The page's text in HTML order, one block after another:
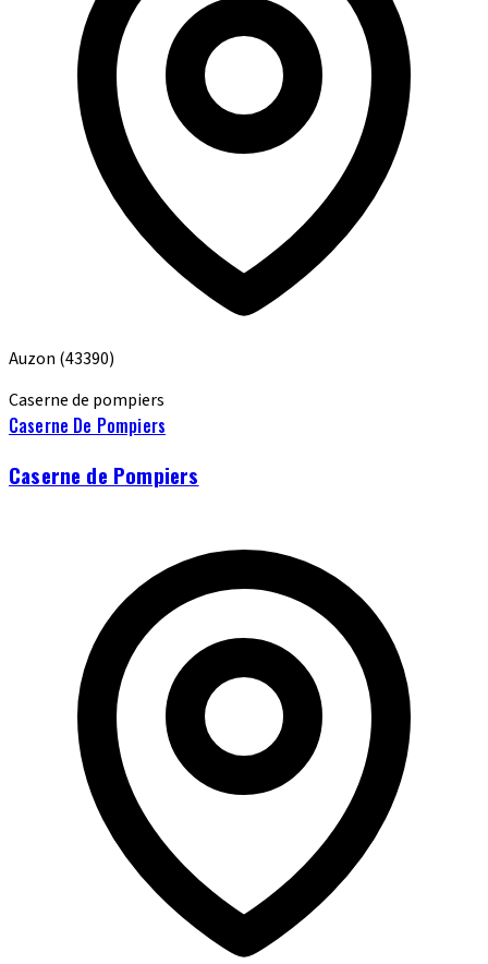
Auzon (43390)
Caserne de pompiers
Caserne De Pompiers
Caserne de Pompiers